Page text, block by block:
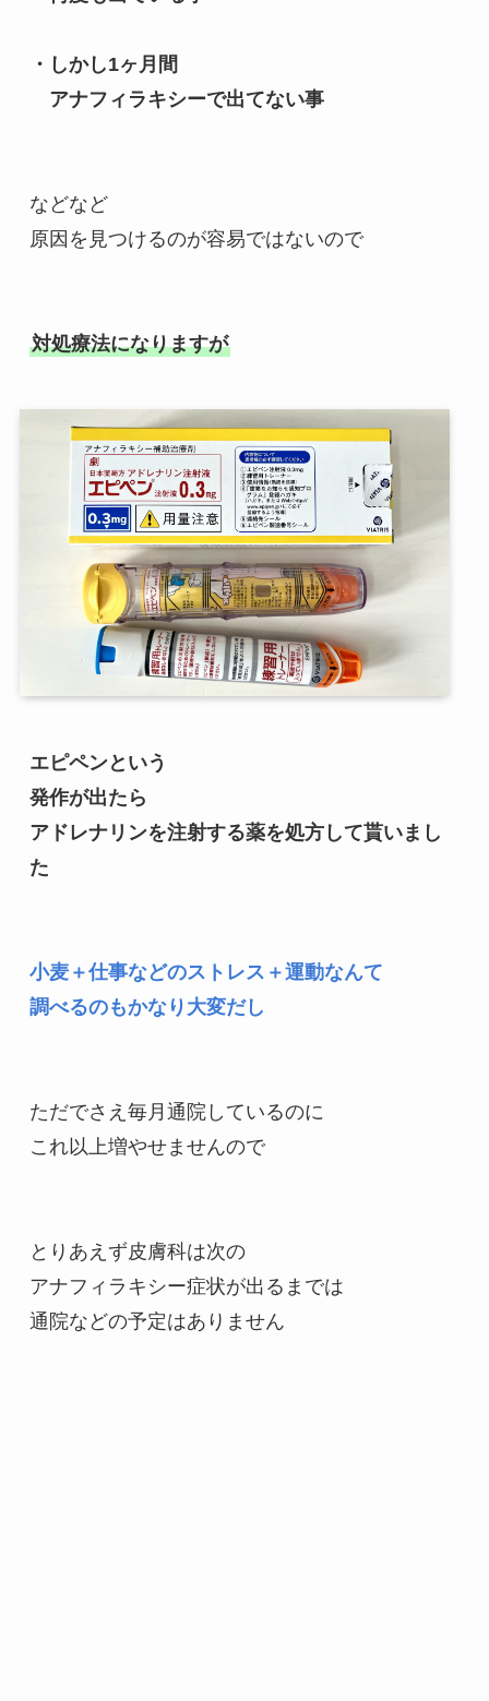
・しかし1ヶ月間
アナフィラキシーで出てない事
などなど
原因を見つけるのが容易ではないので
対処療法になりますが
エピペンという
発作が出たら
アドレナリンを注射する薬を処方して貰いまし
た
小麦＋仕事などのストレス＋運動なんて
調べるのもかなり大変だし
ただでさえ毎月通院しているのに
これ以上増やせませんので
とりあえず皮膚科は次の
アナフィラキシー症状が出るまでは